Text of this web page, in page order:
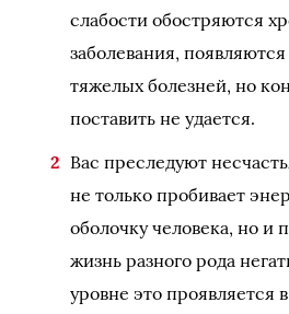
слабости обостряются
заболевания,
тяжелых болезней, но
поставить не удается.
Вас преследуют
не только пробивает
оболочку человека, но и
жизнь разного рода
уровне это проявляется